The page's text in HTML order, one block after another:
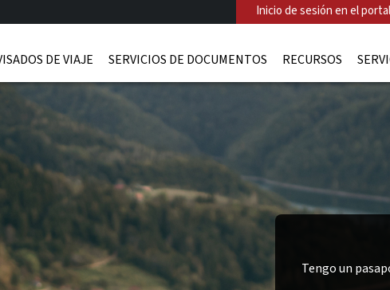
Inicio de sesión en el
DE VIAJE SERVICIOS DE DOCUMENTOS RECURSOS
Tengo un